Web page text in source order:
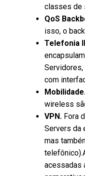
classes de
QoS
isso, o
Telefonia
com
wireless
VPN. Fora
Servers da
mas
acessadas